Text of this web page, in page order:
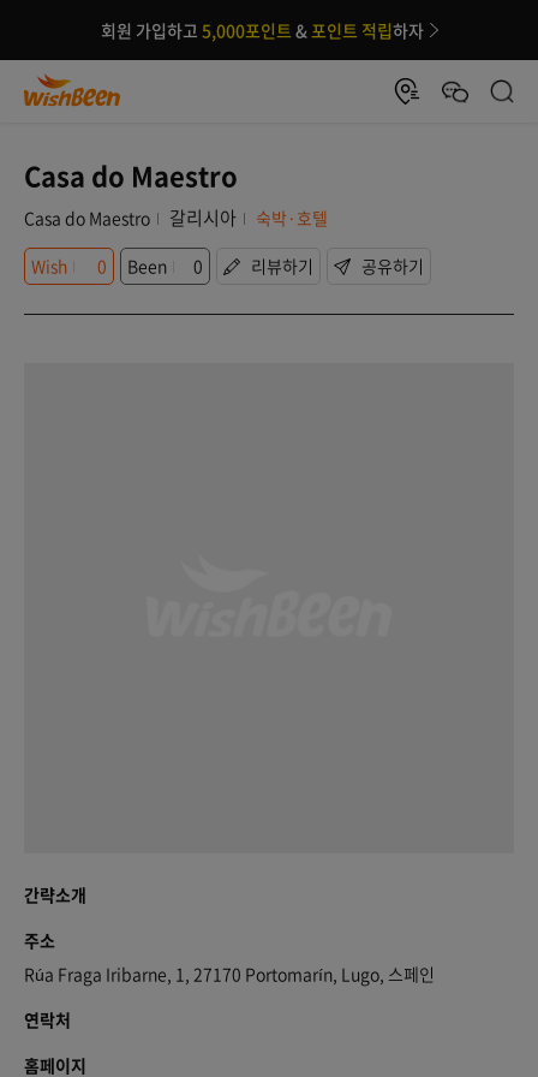
회원 가입하고 5,000포인트 &포인트 적립하자
Casa do Maestro
Casa do Maestro 갈리시아
숙박·호텔
Wish
0 Been 0 리뷰하기 공유하기
간략소개
주소
Rúa Fraga Iribarne, 1, 27170 Portomarín, Lugo, 스페인
연락처
홈페이지